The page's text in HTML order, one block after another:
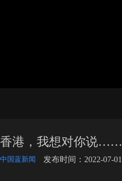
香港，我想对你说……
中国蓝新闻 发布时间：2022-07-01